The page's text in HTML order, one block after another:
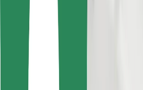
Find din yndlingsmad!
Download Bolt Food-appen